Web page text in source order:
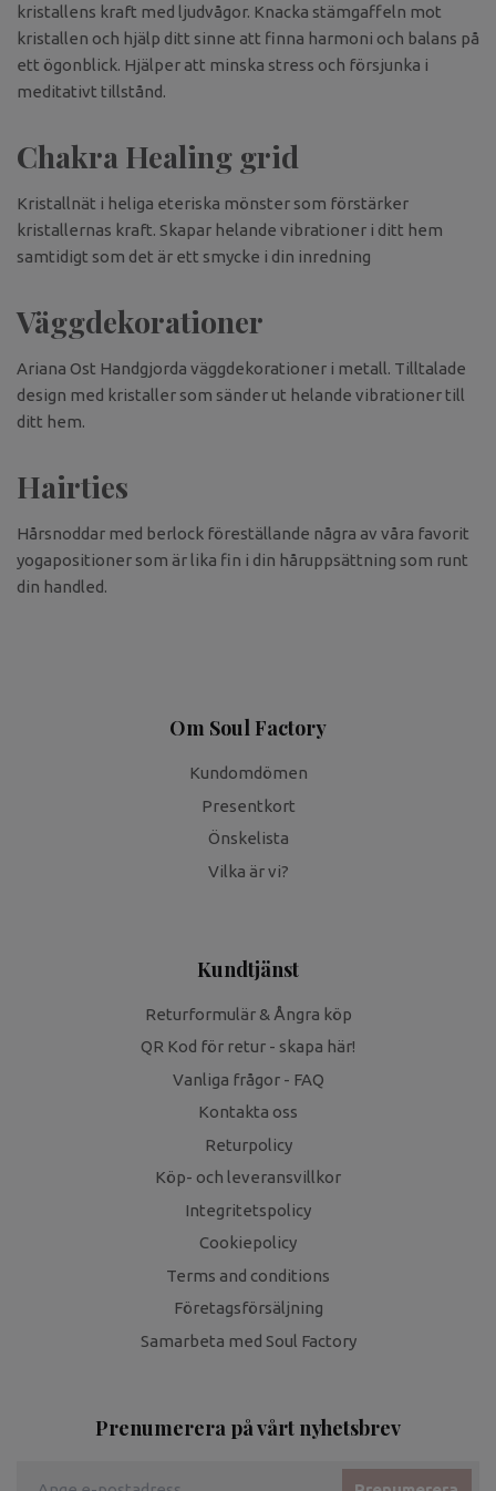
kristallens kraft med ljudvågor. Knacka stämgaffeln mot
kristallen och hjälp ditt sinne att finna harmoni och balans på
ett ögonblick. Hjälper att minska stress och försjunka i
meditativt tillstånd.
Chakra Healing grid
Kristallnät i heliga eteriska mönster som förstärker
kristallernas kraft. Skapar helande vibrationer i ditt hem
samtidigt som det är ett smycke i din inredning
Väggdekorationer
Ariana Ost Handgjorda väggdekorationer i metall. Tilltalade
design med kristaller som sänder ut helande vibrationer till
ditt hem.
Hairties
Hårsnoddar med berlock föreställande några av våra favorit
yogapositioner som är lika fin i din håruppsättning som runt
din handled.
Om Soul Factory
Kundomdömen
Presentkort
Önskelista
Vilka är vi?
Kundtjänst
Returformulär & Ångra köp
QR Kod för retur - skapa här!
Vanliga frågor - FAQ
Kontakta oss
Returpolicy
Köp- och leveransvillkor
Integritetspolicy
Cookiepolicy
Terms and conditions
Företagsförsäljning
Samarbeta med Soul Factory
Prenumerera på vårt nyhetsbrev